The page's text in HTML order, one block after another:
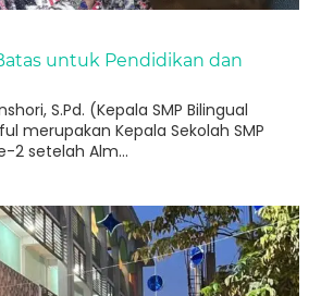
untuk Pendidikan dan
S.Pd. (Kepala SMP Bilingual
merupakan Kepala Sekolah SMP
2 setelah Alm...